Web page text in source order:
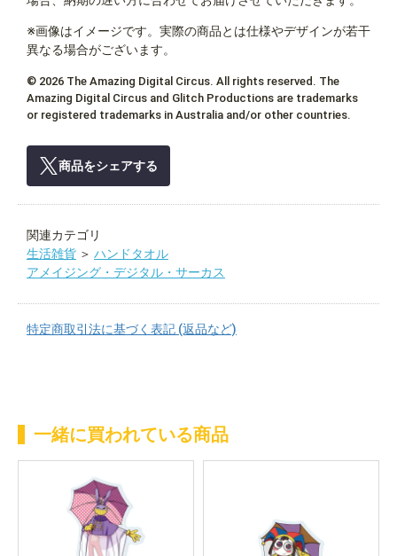
※画像はイメージです。実際の商品とは仕様やデザインが若干
異なる場合がございます。
© 2026 The Amazing Digital Circus. All rights reserved. The
Amazing Digital Circus and Glitch Productions are trademarks
or registered trademarks in Australia and/or other countries.
商品をシェアする
関連カテゴリ
生活雑貨 ＞ ハンドタオル
アメイジング・デジタル・サーカス
特定商取引法に基づく表記 (返品など)
一緒に買われている商品